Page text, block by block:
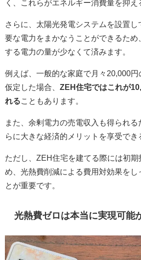
く、これらがエネルギー消費量を抑え
さらに、太陽光発電システムを設置
要な電力をまかなうことができるため
する電力の量が少なくて済みます。
例えば、一般的な家庭で月々20,000円
仮定した場合、 ZEH住宅ではこれが
れることもあります。
また、余剰電力の売電収入も得られる
らに大きな経済的メリットを享受でき
ただし、ZEH住宅を建てる際には初期
め、光熱費削減による費用対効果をし
とが重要です。
光熱費ゼロは本当に実現可能